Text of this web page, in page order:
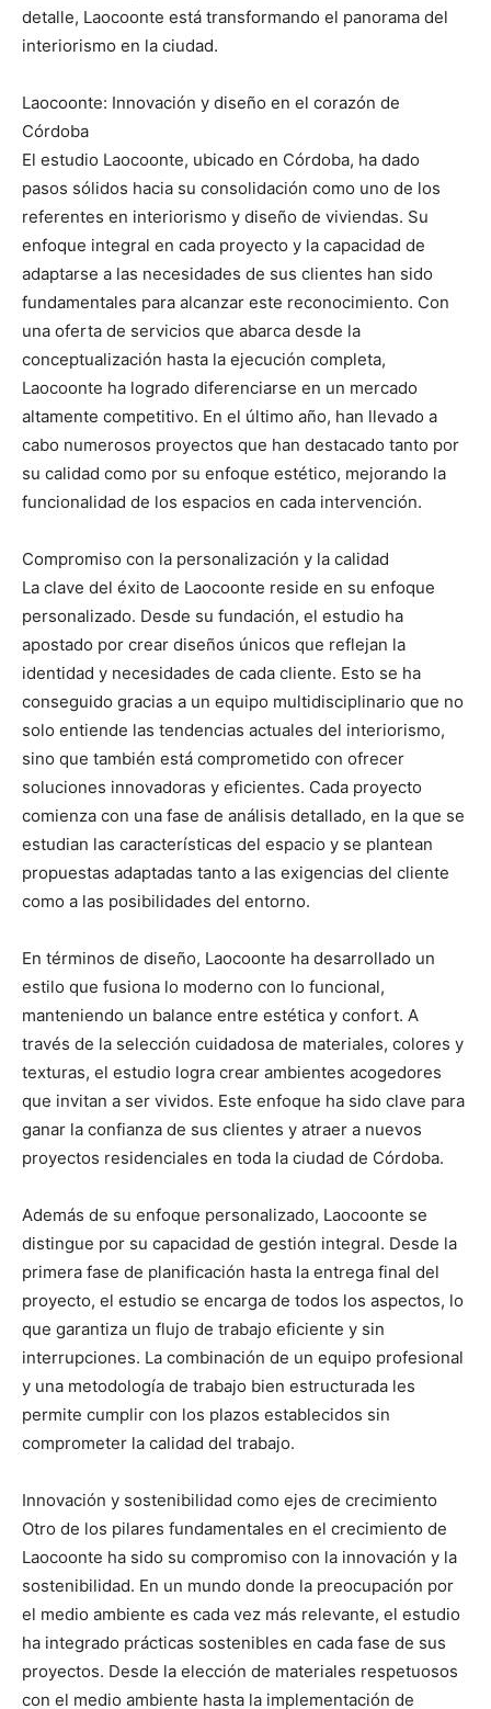
detalle, Laocoonte está transformando el panorama del
interiorismo en la ciudad.
Laocoonte: Innovación y diseño en el corazón de
Córdoba
El estudio Laocoonte, ubicado en Córdoba, ha dado
pasos sólidos hacia su consolidación como uno de los
referentes en interiorismo y diseño de viviendas. Su
enfoque integral en cada proyecto y la capacidad de
adaptarse a las necesidades de sus clientes han sido
fundamentales para alcanzar este reconocimiento. Con
una oferta de servicios que abarca desde la
conceptualización hasta la ejecución completa,
Laocoonte ha logrado diferenciarse en un mercado
altamente competitivo. En el último año, han llevado a
cabo numerosos proyectos que han destacado tanto por
su calidad como por su enfoque estético, mejorando la
funcionalidad de los espacios en cada intervención.
Compromiso con la personalización y la calidad
La clave del éxito de Laocoonte reside en su enfoque
personalizado. Desde su fundación, el estudio ha
apostado por crear diseños únicos que reflejan la
identidad y necesidades de cada cliente. Esto se ha
conseguido gracias a un equipo multidisciplinario que no
solo entiende las tendencias actuales del interiorismo,
sino que también está comprometido con ofrecer
soluciones innovadoras y eficientes. Cada proyecto
comienza con una fase de análisis detallado, en la que se
estudian las características del espacio y se plantean
propuestas adaptadas tanto a las exigencias del cliente
como a las posibilidades del entorno.
En términos de diseño, Laocoonte ha desarrollado un
estilo que fusiona lo moderno con lo funcional,
manteniendo un balance entre estética y confort. A
través de la selección cuidadosa de materiales, colores y
texturas, el estudio logra crear ambientes acogedores
que invitan a ser vividos. Este enfoque ha sido clave para
ganar la confianza de sus clientes y atraer a nuevos
proyectos residenciales en toda la ciudad de Córdoba.
Además de su enfoque personalizado, Laocoonte se
distingue por su capacidad de gestión integral. Desde la
primera fase de planificación hasta la entrega final del
proyecto, el estudio se encarga de todos los aspectos, lo
que garantiza un flujo de trabajo eficiente y sin
interrupciones. La combinación de un equipo profesional
y una metodología de trabajo bien estructurada les
permite cumplir con los plazos establecidos sin
comprometer la calidad del trabajo.
Innovación y sostenibilidad como ejes de crecimiento
Otro de los pilares fundamentales en el crecimiento de
Laocoonte ha sido su compromiso con la innovación y la
sostenibilidad. En un mundo donde la preocupación por
el medio ambiente es cada vez más relevante, el estudio
ha integrado prácticas sostenibles en cada fase de sus
proyectos. Desde la elección de materiales respetuosos
con el medio ambiente hasta la implementación de